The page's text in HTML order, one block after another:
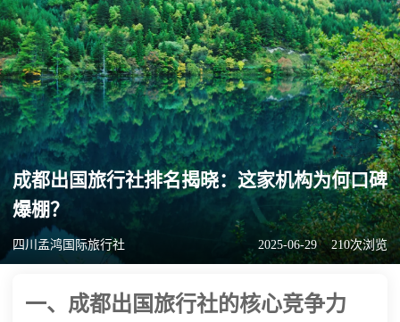
成都出国旅行社排名揭晓：这家机构为何口碑
爆棚？
四川孟鸿国际旅行社 2025-06-29 210次浏览
一、成都出国旅行社的核心竞争力